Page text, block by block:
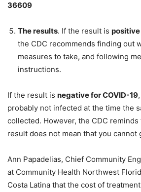
36609
The results. If the result is positive
the CDC recommends finding out
measures to take, and following
instructions.
If the result is negative for COVID-19
probably not infected at the time the
collected. However, the CDC reminds
result does not mean that you cannot
Ann Papadelias, Chief Community
at Community Health Northwest
Costa Latina that the cost of